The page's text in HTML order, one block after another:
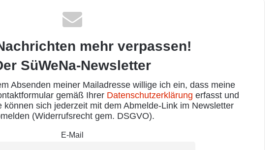
mehr verpassen!
SüWeNa-Newsletter
Absenden meiner Mailadresse willige ich ein, dass meine
gemäß Ihrer Datenschutzerklärung erfasst und
können sich jederzeit mit dem Abmelde-Link im Newsletter
(Widerrufsrecht gem. DSGVO).
E-Mail